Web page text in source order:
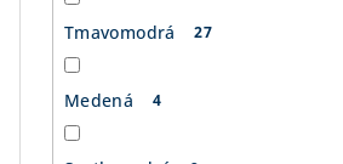
Tmavomodrá 27
Medená 4